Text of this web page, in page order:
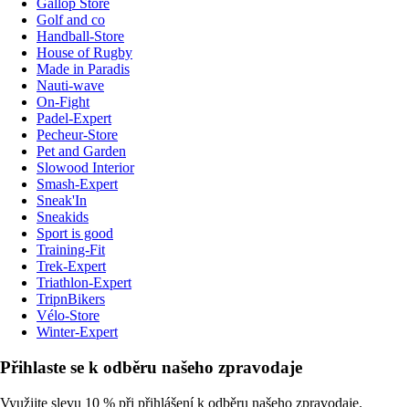
Gallop Store
Golf and co
Handball-Store
House of Rugby
Made in Paradis
Nauti-wave
On-Fight
Padel-Expert
Pecheur-Store
Pet and Garden
Slowood Interior
Smash-Expert
Sneak'In
Sneakids
Sport is good
Training-Fit
Trek-Expert
Triathlon-Expert
TripnBikers
Vélo-Store
Winter-Expert
Přihlaste se k odběru našeho zpravodaje
Využijte slevu 10 % při přihlášení k odběru našeho zpravodaje.